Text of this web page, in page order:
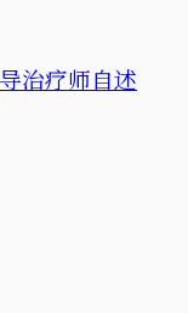
治疗师自述